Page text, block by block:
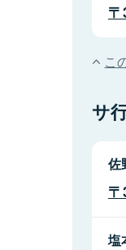
こ
サ
佐
塩